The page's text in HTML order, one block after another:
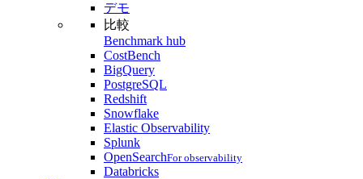
デモ
比較
Benchmark hub
CostBench
BigQuery
PostgreSQL
Redshift
Snowflake
Elastic Observability
Splunk
OpenSearchFor observability
Databricks